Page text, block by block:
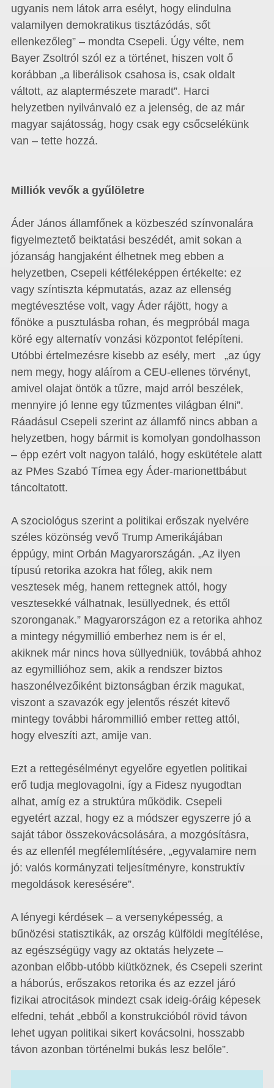
ugyanis nem látok arra esélyt, hogy elindulna
valamilyen demokratikus tisztázódás, sőt
ellenkezőleg” – mondta Csepeli. Úgy vélte, nem
Bayer Zsoltról szól ez a történet, hiszen volt ő
korábban „a liberálisok csahosa is, csak oldalt
váltott, az alaptermészete maradt”. Harci
helyzetben nyilvánvaló ez a jelenség, de az már
magyar sajátosság, hogy csak egy csőcselékünk
van – tette hozzá.
Milliók vevők a gyűlöletre
Áder János államfőnek a közbeszéd színvonalára
figyelmeztető beiktatási beszédét, amit sokan a
józanság hangjaként élhetnek meg ebben a
helyzetben, Csepeli kétféleképpen értékelte: ez
vagy színtiszta képmutatás, azaz az ellenség
megtévesztése volt, vagy Áder rájött, hogy a
főnöke a pusztulásba rohan, és megpróbál maga
köré egy alternatív vonzási központot felépíteni.
Utóbbi értelmezésre kisebb az esély, mert „az úgy
nem megy, hogy aláírom a CEU-ellenes törvényt,
amivel olajat öntök a tűzre, majd arról beszélek,
mennyire jó lenne egy tűzmentes világban élni”.
Ráadásul Csepeli szerint az államfő nincs abban a
helyzetben, hogy bármit is komolyan gondolhasson
– épp ezért volt nagyon találó, hogy eskütétele alatt
az PMes Szabó Tímea egy Áder-marionettbábut
táncoltatott.
A szociológus szerint a politikai erőszak nyelvére
széles közönség vevő Trump Amerikájában
éppúgy, mint Orbán Magyarországán. „Az ilyen
típusú retorika azokra hat főleg, akik nem
vesztesek még, hanem rettegnek attól, hogy
vesztesekké válhatnak, lesüllyednek, és ettől
szoronganak.” Magyarországon ez a retorika ahhoz
a mintegy négymillió emberhez nem is ér el,
akiknek már nincs hova süllyedniük, továbbá ahhoz
az egymillióhoz sem, akik a rendszer biztos
haszonélvezőiként biztonságban érzik magukat,
viszont a szavazók egy jelentős részét kitevő
mintegy további hárommillió ember retteg attól,
hogy elveszíti azt, amije van.
Ezt a rettegésélményt egyelőre egyetlen politikai
erő tudja meglovagolni, így a Fidesz nyugodtan
alhat, amíg ez a struktúra működik. Csepeli
egyetért azzal, hogy ez a módszer egyszerre jó a
saját tábor összekovácsolására, a mozgósításra,
és az ellenfél megfélemlítésére, „egyvalamire nem
jó: valós kormányzati teljesítményre, konstruktív
megoldások keresésére”.
A lényegi kérdések – a versenyképesség, a
bűnözési statisztikák, az ország külföldi megítélése,
az egészségügy vagy az oktatás helyzete –
azonban előbb-utóbb kiütköznek, és Csepeli szerint
a háborús, erőszakos retorika és az ezzel járó
fizikai atrocitások mindezt csak ideig-óráig képesek
elfedni, tehát „ebből a konstrukcióból rövid távon
lehet ugyan politikai sikert kovácsolni, hosszabb
távon azonban történelmi bukás lesz belőle”.